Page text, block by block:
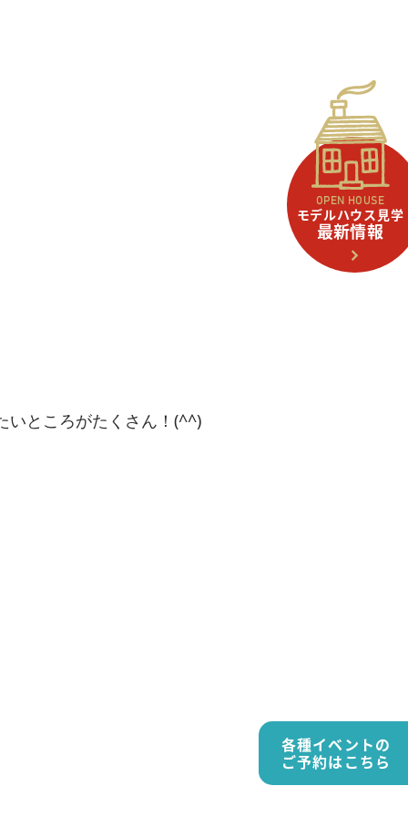
OPEN HOUSE
モデルハウス見学
最新情報
各種イベントの
ご予約はこちら
いところがたくさん！(⁠^⁠^⁠)